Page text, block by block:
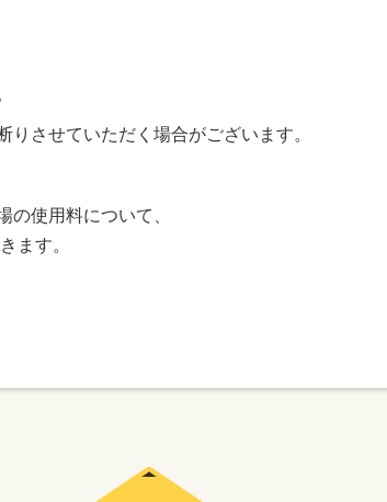
させていただく場合がございます。
の使用料について、
できます。